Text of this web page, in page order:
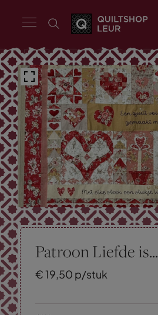
Patroon Liefde is...
€19,50 p/stuk